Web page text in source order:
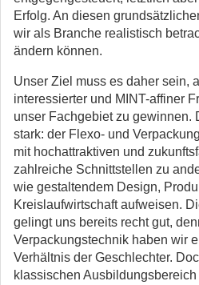
Erfolg. An diesen
wir als Branche realistisch
ändern können.
Unser Ziel muss es daher sein,
interessierter und MINT-affiner
unser Fachgebiet zu gewinnen.
stark: der Flexo- und
mit hochattraktiven und
zahlreiche Schnittstellen zu
wie gestaltendem Design,
Kreislaufwirtschaft aufweisen.
gelingt uns bereits recht gut,
Verpackungstechnik haben wir
Verhältnis der Geschlechter.
klassischen